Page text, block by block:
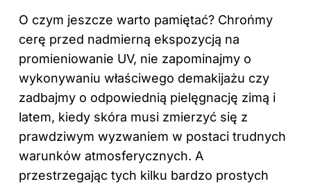
O czym jeszcze warto pamiętać? Chrońmy
cerę przed nadmierną ekspozycją na
promieniowanie UV, nie zapominajmy o
wykonywaniu właściwego demakijażu czy
zadbajmy o odpowiednią pielęgnację zimą i
latem, kiedy skóra musi zmierzyć się z
prawdziwym wyzwaniem w postaci trudnych
warunków atmosferycznych. A
przestrzegając tych kilku bardzo prostych